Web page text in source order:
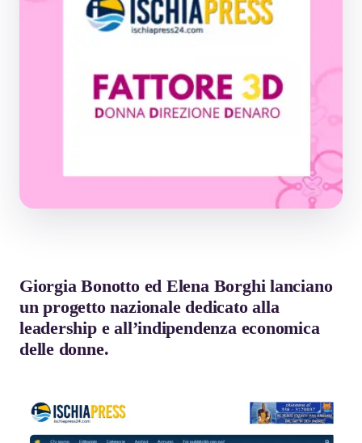
Giorgia Bonotto ed Elena Borghi lanciano
un progetto nazionale dedicato alla
leadership e all’indipendenza economica
delle donne.